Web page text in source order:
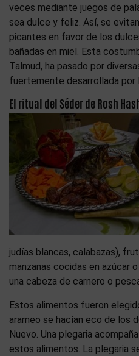
veces mediante juegos de
sea dulce y feliz. Así, se
picantes en favor de los
bañadas en miel. Esta
Talmud, ha pasado por
fuertemente desarrollada por
El ritual del Séder de Rosh
judías blancas, calabazas),
manzanas cocidas en azúcar
una cabeza de carnero o
Estos alimentos fueron
arameo se hacían eco de los
Nuevo. Una plegaria
estos alimentos. La plegaria